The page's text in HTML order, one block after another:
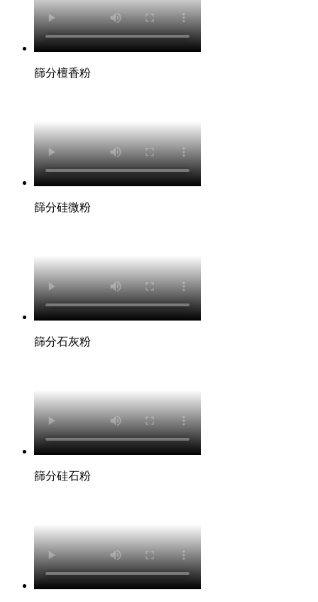
篩分檀香粉
篩分硅微粉
篩分石灰粉
篩分硅石粉